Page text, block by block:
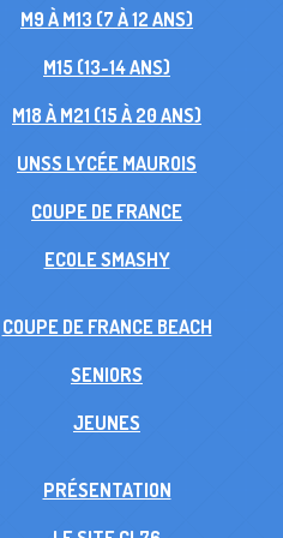
M9 À M13 (7 À 12 ANS)
M15 (13-14 ANS)
M18 À M21 (15 À 20 ANS)
UNSS LYCÉE MAUROIS
COUPE DE FRANCE
ECOLE SMASHY
COUPE DE FRANCE BEACH
SENIORS
JEUNES
PRÉSENTATION